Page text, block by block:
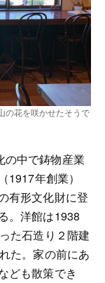
の花を咲かせたそうで
の中で鋳物産業
年創業）
有形文化財に登
。洋館は1938
た石造り２階建
た。家の前にあ
ども散策でき